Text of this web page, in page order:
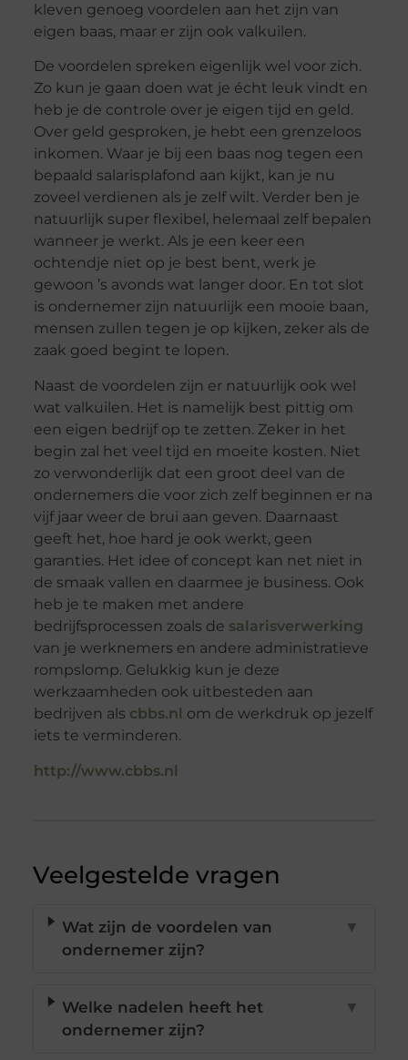
kleven genoeg voordelen aan het zijn van
eigen baas, maar er zijn ook valkuilen.
De voordelen spreken eigenlijk wel voor zich.
Zo kun je gaan doen wat je écht leuk vindt en
heb je de controle over je eigen tijd en geld.
Over geld gesproken, je hebt een grenzeloos
inkomen. Waar je bij een baas nog tegen een
bepaald salarisplafond aan kijkt, kan je nu
zoveel verdienen als je zelf wilt. Verder ben je
natuurlijk super flexibel, helemaal zelf bepalen
wanneer je werkt. Als je een keer een
ochtendje niet op je best bent, werk je
gewoon ’s avonds wat langer door. En tot slot
is ondernemer zijn natuurlijk een mooie baan,
mensen zullen tegen je op kijken, zeker als de
zaak goed begint te lopen.
Naast de voordelen zijn er natuurlijk ook wel
wat valkuilen. Het is namelijk best pittig om
een eigen bedrijf op te zetten. Zeker in het
begin zal het veel tijd en moeite kosten. Niet
zo verwonderlijk dat een groot deel van de
ondernemers die voor zich zelf beginnen er na
vijf jaar weer de brui aan geven. Daarnaast
geeft het, hoe hard je ook werkt, geen
garanties. Het idee of concept kan net niet in
de smaak vallen en daarmee je business. Ook
heb je te maken met andere
bedrijfsprocessen zoals de salarisverwerking
van je werknemers en andere administratieve
rompslomp. Gelukkig kun je deze
werkzaamheden ook uitbesteden aan
bedrijven als cbbs.nl om de werkdruk op jezelf
iets te verminderen.
http://www.cbbs.nl
Veelgestelde vragen
Wat zijn de voordelen van
ondernemer zijn?
▼
Welke nadelen heeft het
ondernemer zijn?
▼